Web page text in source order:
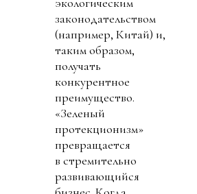
законодательством
(например, Китай) и,
таким образом,
получать
конкурентное
преимущество.
«Зеленый
протекционизм»
превращается
в стремительно
развивающийся